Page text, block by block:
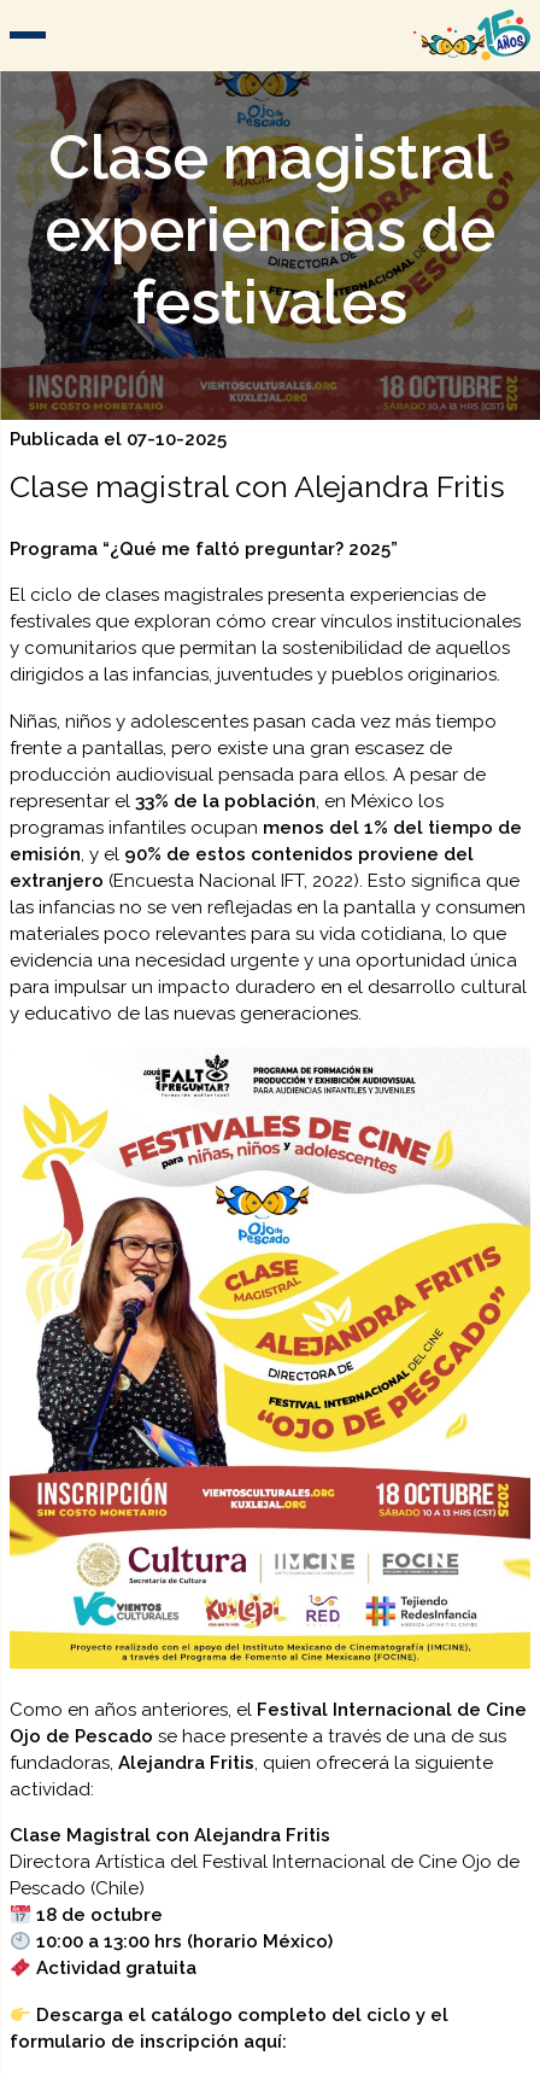
Clase magistral
experiencias de
festivales
Publicada el 07-10-2025
Clase magistral con Alejandra Fritis
Programa “¿Qué me faltó preguntar? 2025”
El ciclo de clases magistrales presenta experiencias de
festivales que exploran cómo crear vínculos institucionales
y comunitarios que permitan la sostenibilidad de aquellos
dirigidos a las infancias, juventudes y pueblos originarios.
Niñas, niños y adolescentes pasan cada vez más tiempo
frente a pantallas, pero existe una gran escasez de
producción audiovisual pensada para ellos. A pesar de
representar el33% de la población, en México los
programas infantiles ocupan menos del 1% del tiempo de
emisión, y el 90% de estos contenidos proviene del
extranjero (Encuesta Nacional IFT, 2022). Esto significa que
las infancias no se ven reflejadas en la pantalla y consumen
materiales poco relevantes para su vida cotidiana, lo que
evidencia una necesidad urgente y una oportunidad única
para impulsar un impacto duradero en el desarrollo cultural
y educativo de las nuevas generaciones.
Como en años anteriores, el Festival Internacional de Cine
Ojo de Pescado se hace presente a través de una de sus
fundadoras,Alejandra Fritis , quien ofrecerá la siguiente
actividad:
Clase Magistral con Alejandra Fritis
Directora Artística del Festival Internacional de Cine Ojo de
Pescado (Chile)
18 de octubre
10:00 a 13:00 hrs (horario México)
Actividad gratuita
Descarga el catálogo completo del ciclo y el
formulario de inscripción aquí: